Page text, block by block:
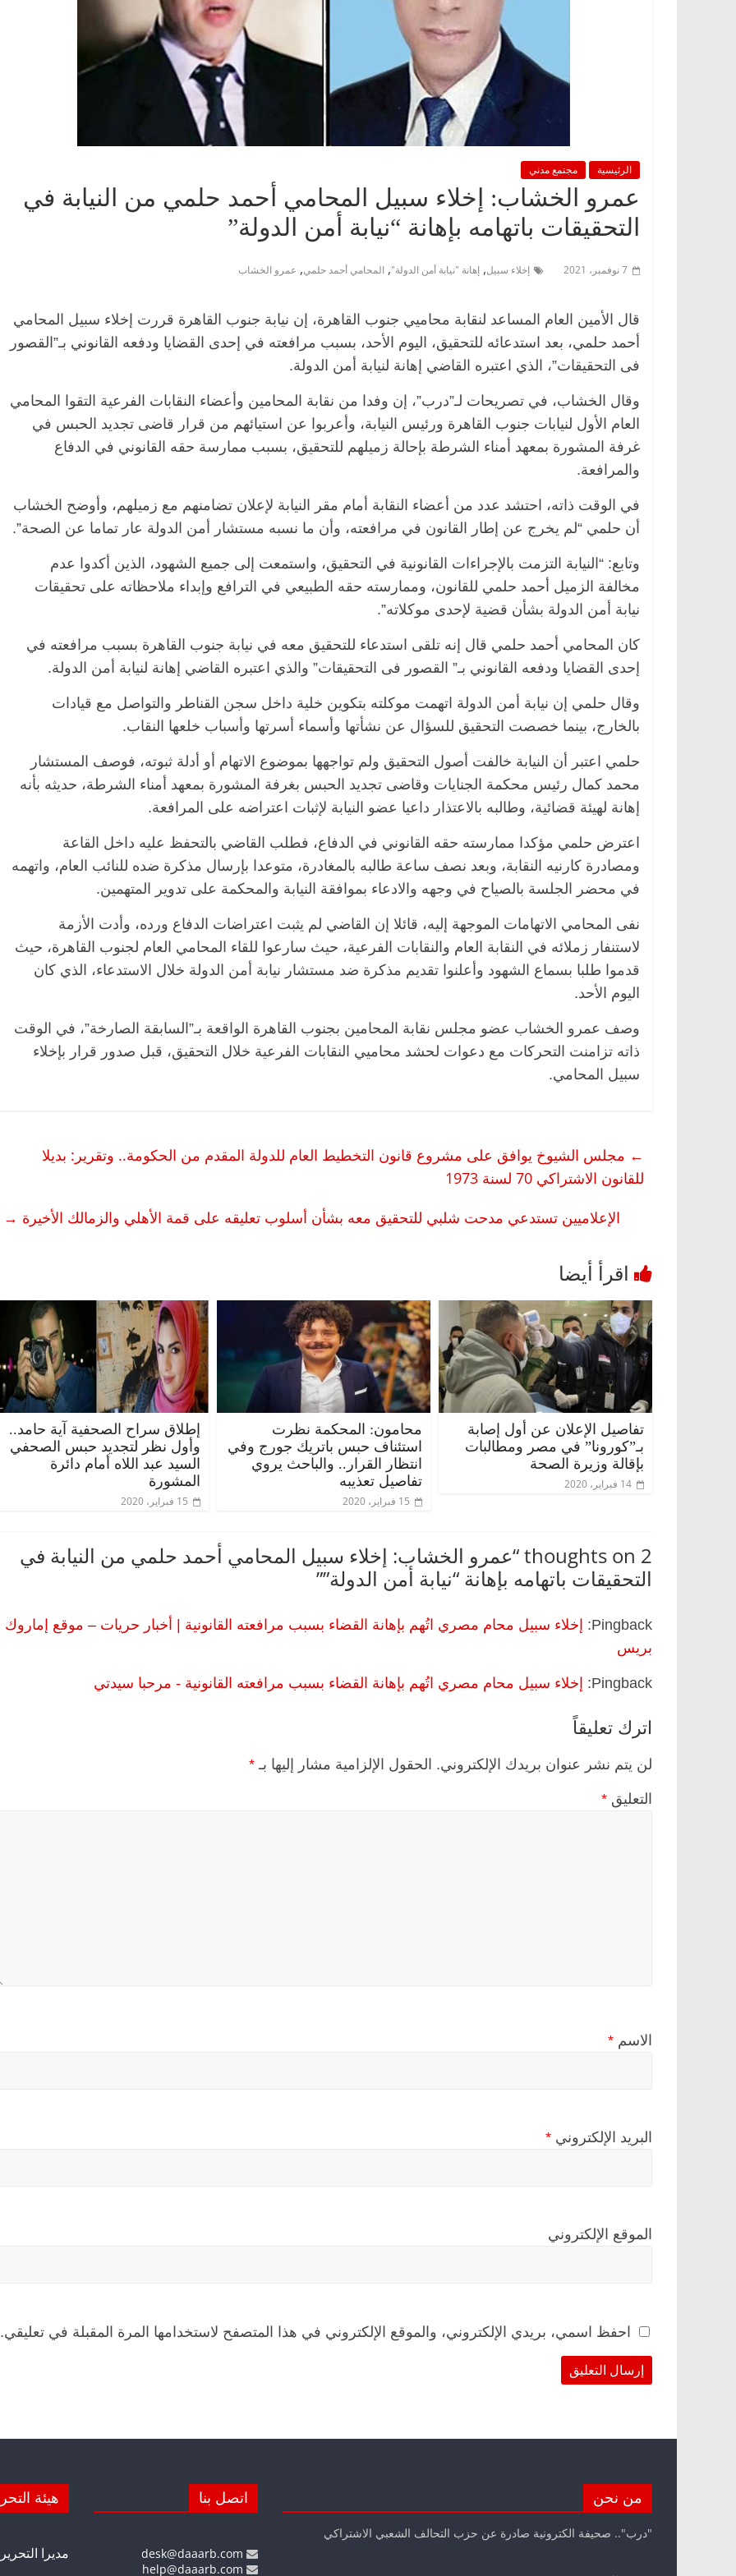
الرئيسية مجتمع مدني
عمرو الخشاب: إخلاء سبيل المحامي أحمد حلمي من النيابة في
التحقيقات باتهامه بإهانة “نيابة أمن الدولة”
7 نوفمبر، 2021 إخلاء سبيل, إهانة "نيابة أمن الدولة", المحامي أحمد حلمي, عمرو الخشاب
قال الأمين العام المساعد لنقابة محاميي جنوب القاهرة، إن نيابة جنوب القاهرة قررت إخلاء سبيل المحامي
أحمد حلمي، بعد استدعائه للتحقيق، اليوم الأحد، بسبب مرافعته في إحدى القضايا ودفعه القانوني بـ”القصور
فى التحقيقات”، الذي اعتبره القاضي إهانة لنيابة أمن الدولة.
وقال الخشاب، في تصريحات لـ”درب”، إن وفدا من نقابة المحامين وأعضاء النقابات الفرعية التقوا المحامي
العام الأول لنيابات جنوب القاهرة ورئيس النيابة، وأعربوا عن استيائهم من قرار قاضى تجديد الحبس في
غرفة المشورة بمعهد أمناء الشرطة بإحالة زميلهم للتحقيق، بسبب ممارسة حقه القانوني في الدفاع
والمرافعة.
في الوقت ذاته، احتشد عدد من أعضاء النقابة أمام مقر النيابة لإعلان تضامنهم مع زميلهم، وأوضح الخشاب
أن حلمي “لم يخرج عن إطار القانون في مرافعته، وأن ما نسبه مستشار أمن الدولة عار تماما عن الصحة”.
وتابع: “النيابة التزمت بالإجراءات القانونية في التحقيق، واستمعت إلى جميع الشهود، الذين أكدوا عدم
مخالفة الزميل أحمد حلمي للقانون، وممارسته حقه الطبيعي في الترافع وإبداء ملاحظاته على تحقيقات
نيابة أمن الدولة بشأن قضية لإحدى موكلاته”.
كان المحامي أحمد حلمي قال إنه تلقى استدعاء للتحقيق معه في نيابة جنوب القاهرة بسبب مرافعته في
إحدى القضايا ودفعه القانوني بـ” القصور فى التحقيقات” والذي اعتبره القاضي إهانة لنيابة أمن الدولة.
وقال حلمي إن نيابة أمن الدولة اتهمت موكلته بتكوين خلية داخل سجن القناطر والتواصل مع قيادات
بالخارج، بينما خصصت التحقيق للسؤال عن نشأتها وأسماء أسرتها وأسباب خلعها النقاب.
حلمي اعتبر أن النيابة خالفت أصول التحقيق ولم تواجهها بموضوع الاتهام أو أدلة ثبوته، فوصف المستشار
محمد كمال رئيس محكمة الجنايات وقاضى تجديد الحبس بغرفة المشورة بمعهد أمناء الشرطة، حديثه بأنه
إهانة لهيئة قضائية، وطالبه بالاعتذار داعيا عضو النيابة لإثبات اعتراضه على المرافعة.
اعترض حلمي مؤكدا ممارسته حقه القانوني في الدفاع، فطلب القاضي بالتحفظ عليه داخل القاعة
ومصادرة كارنيه النقابة، وبعد نصف ساعة طالبه بالمغادرة، متوعدا بإرسال مذكرة ضده للنائب العام، واتهمه
في محضر الجلسة بالصياح في وجهه والادعاء بموافقة النيابة والمحكمة على تدوير المتهمين.
نفى المحامي الاتهامات الموجهة إليه، قائلا إن القاضي لم يثبت اعتراضات الدفاع ورده، وأدت الأزمة
لاستنفار زملائه في النقابة العام والنقابات الفرعية، حيث سارعوا للقاء المحامي العام لجنوب القاهرة، حيث
قدموا طلبا بسماع الشهود وأعلنوا تقديم مذكرة ضد مستشار نيابة أمن الدولة خلال الاستدعاء، الذي كان
اليوم الأحد.
وصف عمرو الخشاب عضو مجلس نقابة المحامين بجنوب القاهرة الواقعة بـ”السابقة الصارخة”، في الوقت
ذاته تزامنت التحركات مع دعوات لحشد محاميي النقابات الفرعية خلال التحقيق، قبل صدور قرار بإخلاء
سبيل المحامي.
← مجلس الشيوخ يوافق على مشروع قانون التخطيط العام للدولة المقدم من الحكومة.. وتقرير: بديلا
للقانون الاشتراكي 70 لسنة 1973
الإعلاميين تستدعي مدحت شلبي للتحقيق معه بشأن أسلوب تعليقه على قمة الأهلي والزمالك الأخيرة →
تفاصيل الإعلان عن أول إصابة
بـ”كورونا” في مصر ومطالبات
بإقالة وزيرة الصحة
14 فبراير، 2020
محامون: المحكمة نظرت
استئناف حبس باتريك جورج وفي
انتظار القرار.. والباحث يروي
تفاصيل تعذيبه
15 فبراير، 2020
إطلاق سراح الصحفية آية حامد..
وأول نظر لتجديد حبس الصحفي
السيد عبد اللاه أمام دائرة
المشورة
15 فبراير، 2020
2 thoughts on “
عمرو الخشاب: إخلاء سبيل المحامي أحمد حلمي من النيابة في
التحقيقات باتهامه بإهانة “نيابة أمن الدولة””
Pingback: إخلاء سبيل محام مصري اتُهم بإهانة القضاء بسبب مرافعته القانونية | أخبار حريات – موقع إماروك
بريس
Pingback: إخلاء سبيل محام مصري اتُهم بإهانة القضاء بسبب مرافعته القانونية - مرحبا سيدتي
اترك تعليقاً
لن يتم نشر عنوان بريدك الإلكتروني. الحقول الإلزامية مشار إليها بـ *
التعليق *
الاسم *
البريد الإلكتروني *
الموقع الإلكتروني
احفظ اسمي، بريدي الإلكتروني، والموقع الإلكتروني في هذا المتصفح لاستخدامها المرة المقبلة في تعليقي.
ناس وناس
مقعد شاغر على مائدة الإفطار.. يحيى
حسين عبدالهادي فارس مقاومة
الخصخصة الذي دافع عن المال العام
(بروفايل)
الرئيسية مصر ناس وناس
في ذكرى رحيله.. د. نور فرحات فقيه
قانوني دافع عن قضايا الوطن وانحاز
للحرية (بروفايل)
ناس وناس
فاروق.. خبير اقتصادي
ميلاده وحيداً على أبواب
من نحن
"درب".. صحيفة الكترونية صادرة عن حزب التحالف الشعبي الاشتراكي
اتصل بنا هيئة
مديرا التحرير